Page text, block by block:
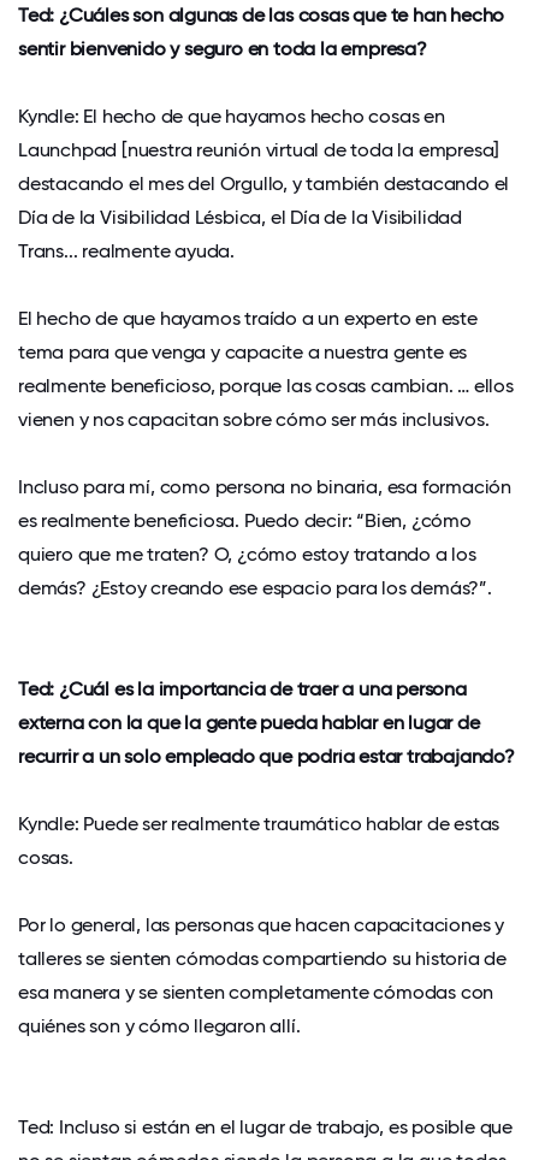
Ted: ¿Cuáles son algunas de las cosas que te han hecho
sentir bienvenido y seguro en toda la empresa?
Kyndle: El hecho de que hayamos hecho cosas en
Launchpad [nuestra reunión virtual de toda la empresa]
destacando el mes del Orgullo, y también destacando el
Día de la Visibilidad Lésbica, el Día de la Visibilidad
Trans... realmente ayuda.
El hecho de que hayamos traído a un experto en este
tema para que venga y capacite a nuestra gente es
realmente beneficioso, porque las cosas cambian. … ellos
vienen y nos capacitan sobre cómo ser más inclusivos.
Incluso para mí, como persona no binaria, esa formación
es realmente beneficiosa. Puedo decir: “Bien, ¿cómo
quiero que me traten? O, ¿cómo estoy tratando a los
demás? ¿Estoy creando ese espacio para los demás?”.
Ted: ¿Cuál es la importancia de traer a una persona
externa con la que la gente pueda hablar en lugar de
recurrir a un solo empleado que podría estar trabajando?
Kyndle: Puede ser realmente traumático hablar de estas
cosas.
Por lo general, las personas que hacen capacitaciones y
talleres se sienten cómodas compartiendo su historia de
esa manera y se sienten completamente cómodas con
quiénes son y cómo llegaron allí.
Ted: Incluso si están en el lugar de trabajo, es posible que